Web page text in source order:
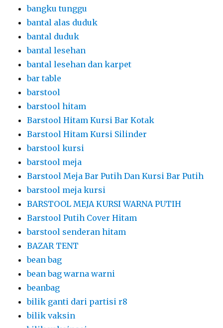
bangku tunggu
bantal alas duduk
bantal duduk
bantal lesehan
bantal lesehan dan karpet
bar table
barstool
barstool hitam
Barstool Hitam Kursi Bar Kotak
Barstool Hitam Kursi Silinder
barstool kursi
barstool meja
Barstool Meja Bar Putih Dan Kursi Bar Putih
barstool meja kursi
BARSTOOL MEJA KURSI WARNA PUTIH
Barstool Putih Cover Hitam
barstool senderan hitam
BAZAR TENT
bean bag
bean bag warna warni
beanbag
bilik ganti dari partisi r8
bilik vaksin